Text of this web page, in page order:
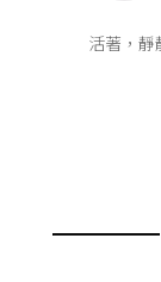
活著，靜